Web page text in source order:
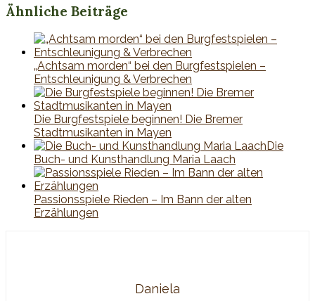
Ähnliche Beiträge
„Achtsam morden“ bei den Burgfestspielen –
Entschleunigung & Verbrechen
Die Burgfestspiele beginnen! Die Bremer
Stadtmusikanten in Mayen
Die
Buch- und Kunsthandlung Maria Laach
Passionsspiele Rieden – Im Bann der alten
Erzählungen
Daniela